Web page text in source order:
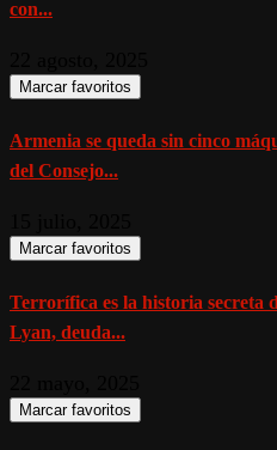
con...
Marcar favoritos
Armenia se queda sin cinco
del Consejo...
Marcar favoritos
Terrorífica es la historia secreta
Lyan, deuda...
Marcar favoritos